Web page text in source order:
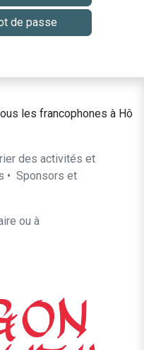
de passe
les francophones à Hô
des activités et
• ​Sponsors et
ou à